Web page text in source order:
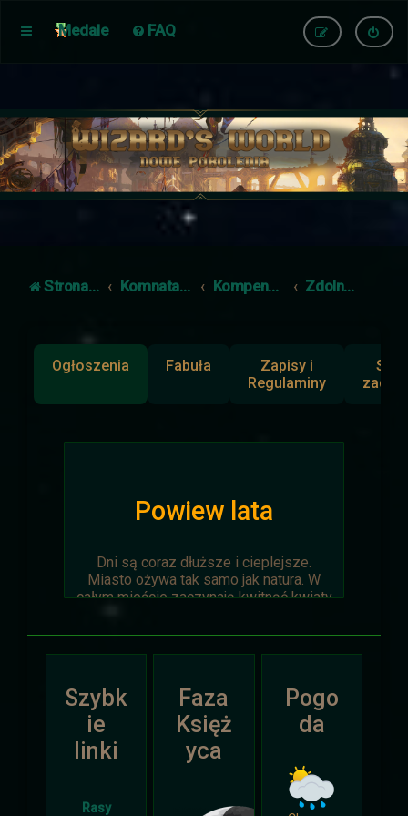
Medale FAQ
Strona główna Komnata Dowodzenia Kompendium Zdolności
Ogłoszenia Fabuła
Zapisy i
Regulaminy
Powiew lata
Dni są coraz dłuższe i cieplejsze.
Miasto ożywa tak samo jak natura. W
całym mieście zaczynają kwitnąć kwiaty
niej udział niech napisze do
Dariusza.
Otrzyma mały upominek.
Atak Zimy i Święta
Szybk
ie
linki
Rasy
Faza
Księż
yca
Pogo
da